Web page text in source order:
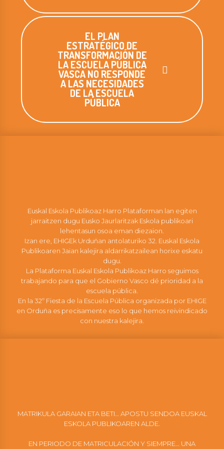
EL PLAN
ESTRATÉGICO DE
TRANSFORMACIÓN DE
LA ESCUELA PÚBLICA
VASCA NO RESPONDE
A LAS NECESIDADES
DE LA ESCUELA
PÚBLICA
Euskal Eskola Publikoaz Harro Plataforman lan egiten
jarraitzen dugu Eusko Jaurlaritzak Eskola publikoari
lehentasun osoa eman diezaion.
Izan ere, EHIGEk Urduñan antolaturiko 32. Euskal Eskola
Publikoaren Jaian kalejira aldarrikatzailean horixe eskatu
dugu.
La Plataforma Euskal Eskola Publikoaz Harro seguimos
trabajando para que el Gobierno Vasco dé prioridad a la
escuela pública.
En la 32º Fiesta de la Escuela Pública organizada por EHIGE
en Orduña es precisamente eso lo que hemos reivindicado
con nuestra kalejira.
MATRIKULA GARAIAN ETA BETI… APOSTU SENDOA EUSKAL
ESKOLA PUBLIKOAREN ALDE.
EN PERIODO DE MATRICULACIÓN Y SIEMPRE… UNA